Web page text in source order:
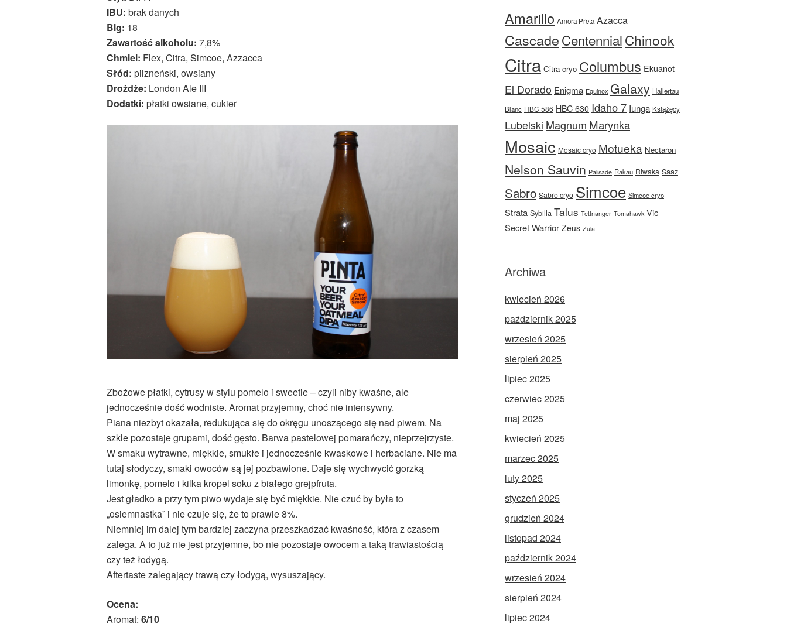
IBU: brak danych
Blg: 18
Zawartość alkoholu: 7,8%
Chmiel: Flex, Citra, Simcoe, Azzacca
Słód: pilzneński, owsiany
Drożdże: London Ale III
Dodatki: płatki owsiane, cukier
Zbożowe płatki, cytrusy w stylu pomelo i sweetie – czyli niby kwaśne, ale
jednocześnie dość wodniste. Aromat przyjemny, choć nie intensywny.
Piana niezbyt okazała, redukująca się do okręgu unoszącego się nad piwem. Na
szkle pozostaje grupami, dość gęsto. Barwa pastelowej pomarańczy, nieprzejrzyste.
W smaku wytrawne, miękkie, smukłe i jednocześnie kwaskowe i herbaciane. Nie ma
tutaj słodyczy, smaki owoców są jej pozbawione. Daje się wychwycić gorzką
limonkę, pomelo i kilka kropel soku z białego grejpfruta.
Jest gładko a przy tym piwo wydaje się być miękkie. Nie czuć by była to
„osiemnastka” i nie czuje się, że to prawie 8%.
Niemniej im dalej tym bardziej zaczyna przeszkadzać kwaśność, która z czasem
zalega. A to już nie jest przyjemne, bo nie pozostaje owocem a taką trawiastością
czy też łodygą.
Aftertaste zalegający trawą czy łodygą, wysuszający.
Ocena:
Aromat: 6/10
Amarillo Amora Preta Azacca
CascadeCentennialChinook
Citra Citra cryo Columbus Ekuanot
El Dorado Enigma Equinox Galaxy Hallertau
Blanc HBC 586 HBC 630 Idaho 7 Iunga Książęcy
Lubelski Magnum Marynka
Mosaic Mosaic cryo Motueka Nectaron
Nelson Sauvin Palisade Rakau Riwaka Saaz
Sabro Sabro cryo Simcoe Simcoe cryo
Strata Sybilla Talus Tettnanger Tomahawk Vic
SecretWarrior Zeus Zula
Archiwa
kwiecień 2026
październik 2025
wrzesień 2025
sierpień 2025
lipiec 2025
czerwiec 2025
maj 2025
kwiecień 2025
marzec 2025
luty 2025
styczeń 2025
grudzień 2024
listopad 2024
październik 2024
wrzesień 2024
sierpień 2024
lipiec 2024